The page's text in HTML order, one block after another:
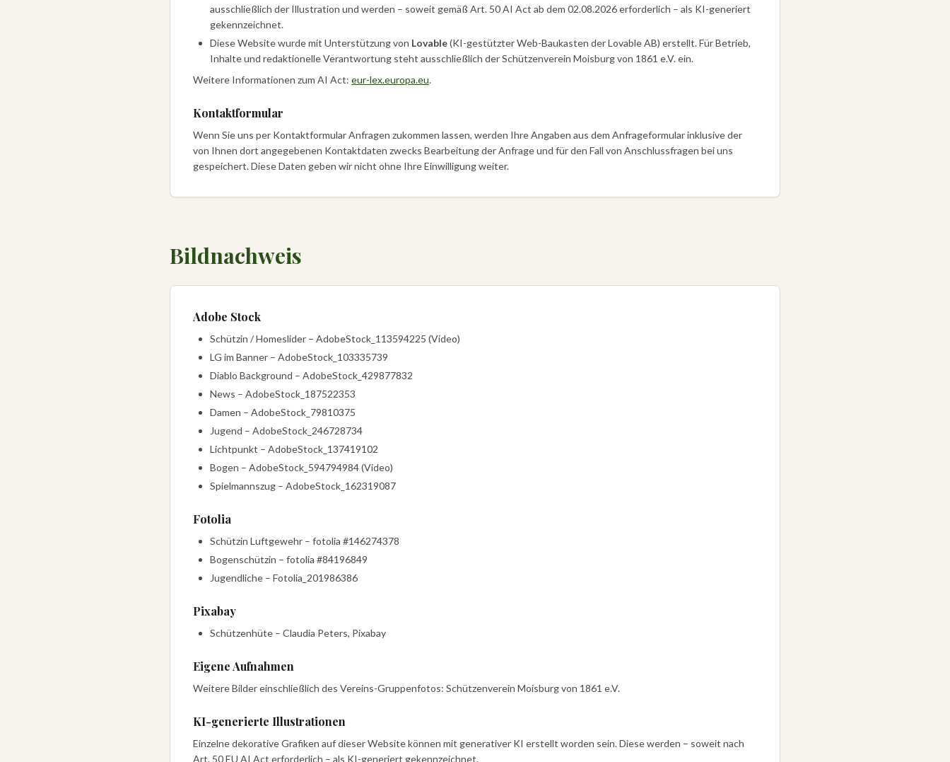
ausschließlich der Illustration und werden – soweit gemäß Art. 50 AI Act ab dem 02.08.2026 erforderlich – als KI-generiert
gekennzeichnet.
Diese Website wurde mit Unterstützung von Lovable(KI-gestützter Web-Baukasten der Lovable AB) erstellt. Für Betrieb,
Inhalte und redaktionelle Verantwortung steht ausschließlich der Schützenverein Moisburg von 1861 e.V. ein.
Weitere Informationen zum AI Act: eur-lex.europa.eu.
Kontaktformular
Wenn Sie uns per Kontaktformular Anfragen zukommen lassen, werden Ihre Angaben aus dem Anfrageformular inklusive der
von Ihnen dort angegebenen Kontaktdaten zwecks Bearbeitung der Anfrage und für den Fall von Anschlussfragen bei uns
gespeichert. Diese Daten geben wir nicht ohne Ihre Einwilligung weiter.
Bildnachweis
Adobe Stock
Schützin / Homeslider – AdobeStock_113594225 (Video)
LG im Banner – AdobeStock_103335739
Diablo Background – AdobeStock_429877832
News – AdobeStock_187522353
Damen – AdobeStock_79810375
Jugend – AdobeStock_246728734
Lichtpunkt – AdobeStock_137419102
Bogen – AdobeStock_594794984 (Video)
Spielmannszug – AdobeStock_162319087
Fotolia
Schützin Luftgewehr – fotolia #146274378
Bogenschützin – fotolia #84196849
Jugendliche – Fotolia_201986386
Pixabay
Schützenhüte – Claudia Peters, Pixabay
Eigene Aufnahmen
Weitere Bilder einschließlich des Vereins-Gruppenfotos: Schützenverein Moisburg von 1861 e.V.
KI-generierte Illustrationen
Einzelne dekorative Grafiken auf dieser Website können mit generativer KI erstellt worden sein. Diese werden – soweit nach
Art. 50 EU AI Act erforderlich – als KI-generiert gekennzeichnet.